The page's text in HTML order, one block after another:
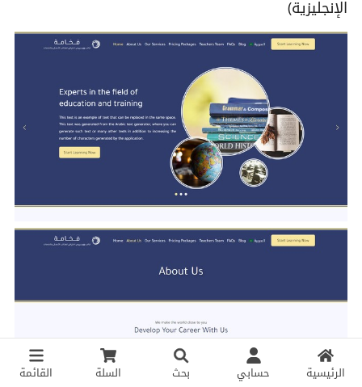
الرئيسية حسابي بحث السلة القائمة
الإنجليزية)